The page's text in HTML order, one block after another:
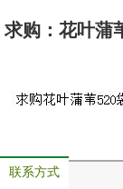
求购：花叶蒲
联系方式